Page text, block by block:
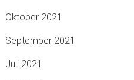
Oktober 2021
September 2021
Juli 2021